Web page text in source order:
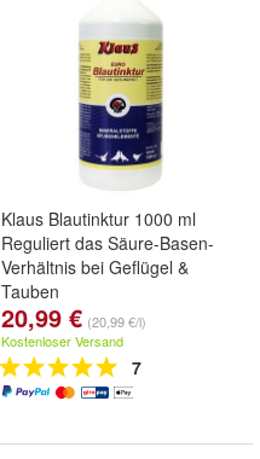
Klaus Blautinktur 1000 ml
Reguliert das Säure-Basen-
Verhältnis bei Geflügel &
Tauben
20,99 € (20,99 €/l)
Kostenloser Versand
7